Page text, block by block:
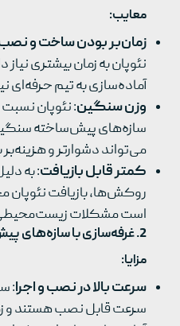
معایب:
زمان‌بر بودن ساخت و
نئوپان به زمان بیشتری
آماده‌سازی به تیم حرفه‌ای
وزن سنگین: نئوپان نسبت
سازه‌های پیش‌ساخته
می‌تواند دشوارتر و هزینه‌بر
کمتر قابل بازیافت: به
روکش‌ها، بازیافت
است مشکلات زیست‌محیطی
2. غرفه‌سازی با سازه‌های
مزایا:
سرعت بالا در نصب و اجرا:
سرعت قابل نصب هستند و